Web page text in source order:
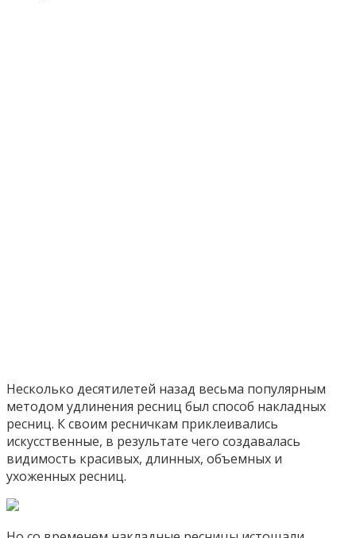
Несколько деcятилетей назад весьма популярным
методом удлинения ресниц был способ накладных
ресниц. К своим ресничкам приклеивались
искусственные, в результате чего создавалась
видимость красивых, длинных, объемных и
ухоженных ресниц.